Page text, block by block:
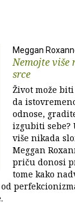
Meggan
Nemojte više
srce
Život može
da
odnose,
izgubiti sebe?
više nikada
Meggan
priču donosi
tome kako